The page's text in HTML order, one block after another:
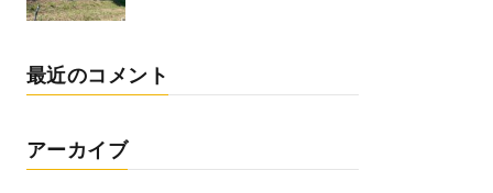
最近のコメント
アーカイブ